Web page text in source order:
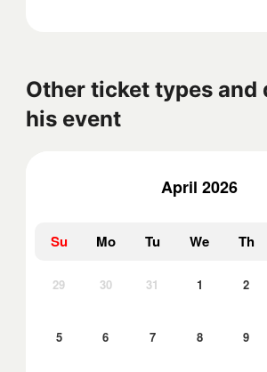
Other ticket types and
his event
April 2026
Su Mo Tu We Th
29 30 31 1 2
5 6 7 8 9